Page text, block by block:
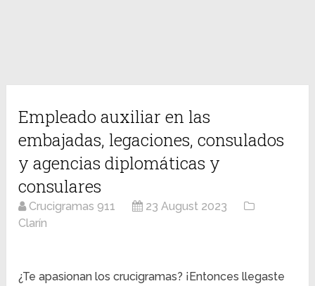
Empleado auxiliar en las
embajadas, legaciones, consulados
y agencias diplomáticas y
consulares
Crucigramas 911
23 August 2023
Clarín
¿Te apasionan los crucigramas? ¡Entonces llegaste